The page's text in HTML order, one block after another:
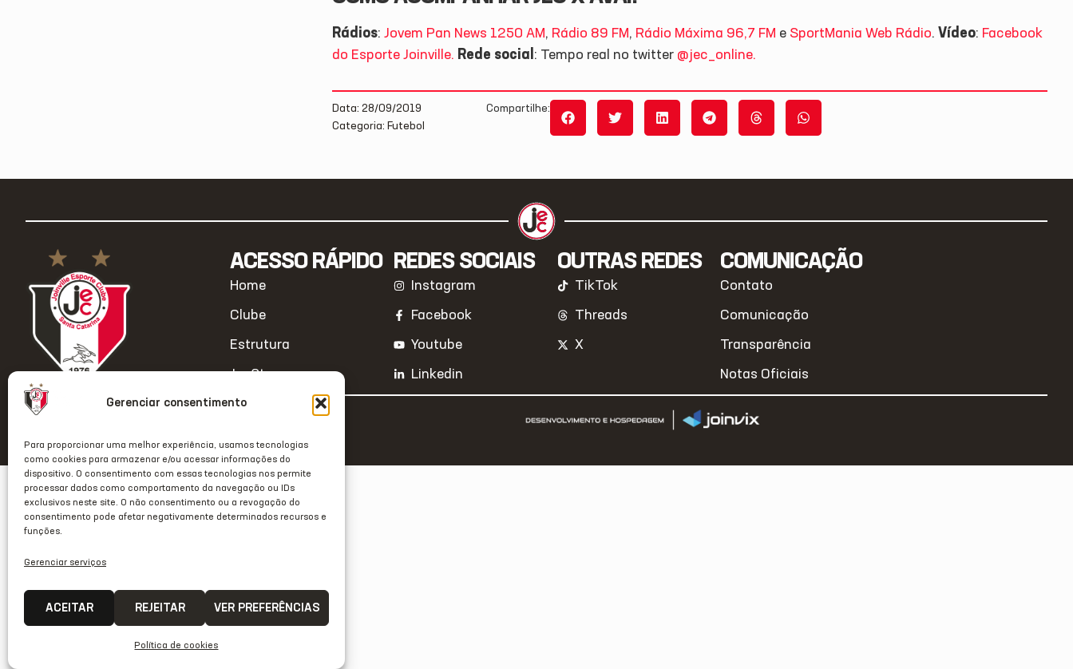
Gerenciar consentimento
Para proporcionar uma melhor experiência, usamos tecnologias
como cookies para armazenar e/ou acessar informações do
dispositivo. O consentimento com essas tecnologias nos permite
processar dados como comportamento da navegação ou IDs
exclusivos neste site. O não consentimento ou a revogação do
consentimento pode afetar negativamente determinados recursos e
funções.
Gerenciar serviços
ACEITAR REJEITAR VER PREFERÊNCIAS
Política de cookies
Rádios: Jovem Pan News 1250 AM, Rádio 89 FM, Rádio Máxima 96,7 FM e SportMania Web Rádio. Vídeo: Facebook
do Esporte Joinville. Rede social : Tempo real no twitter @jec_online.
Data: 28/09/2019
Categoria: Futebol
Compartilhe:
ACESSO RÁPIDO
Home
Clube
Estrutura
JecStore
REDES SOCIAIS
Instagram
Facebook
Youtube
Linkedin
OUTRAS REDES
TikTok
Threads
X
COMUNICAÇÃO
Contato
Comunicação
Transparência
Notas Oficiais
2026 © Todos os direitos reservados